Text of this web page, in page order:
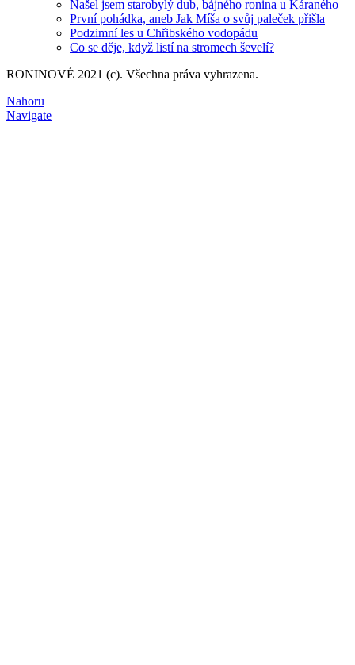
Našel jsem starobylý dub, bájného ronina u Káraného
První pohádka, aneb Jak Míša o svůj paleček přišla
Podzimní les u Chřibského vodopádu
Co se děje, když listí na stromech ševelí?
RONINOVÉ 2021 (c). Všechna práva vyhrazena.
Nahoru
Navigate